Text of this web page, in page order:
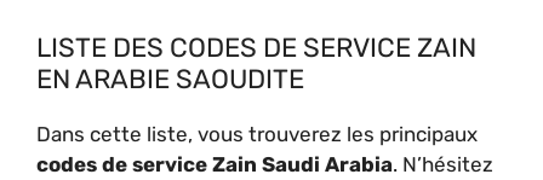
LISTE DES CODES DE SERVICE ZAIN
EN ARABIE SAOUDITE
Dans cette liste, vous trouverez les principaux
codes de service Zain Saudi Arabia. N’hésitez